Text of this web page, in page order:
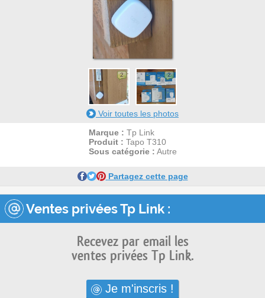
2 2
Voir toutes les photos
Marque : Tp Link
Produit : Tapo T310
Sous catégorie : Autre
Partagez cette page
Ventes privées Tp Link :
Recevez par email les
ventes privées Tp Link.
Je m'inscris !